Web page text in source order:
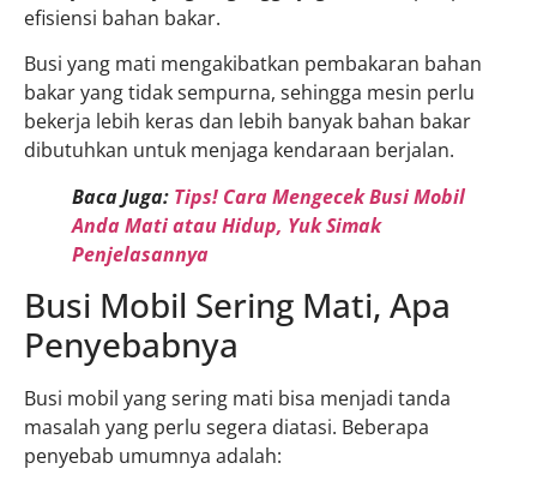
efisiensi bahan bakar.
Busi yang mati mengakibatkan pembakaran bahan
bakar yang tidak sempurna, sehingga mesin perlu
bekerja lebih keras dan lebih banyak bahan bakar
dibutuhkan untuk menjaga kendaraan berjalan.
Baca Juga: Tips! Cara Mengecek Busi Mobil
Anda Mati atau Hidup, Yuk Simak
Penjelasannya
Busi Mobil Sering Mati, Apa
Penyebabnya
Busi mobil yang sering mati bisa menjadi tanda
masalah yang perlu segera diatasi. Beberapa
penyebab umumnya adalah: